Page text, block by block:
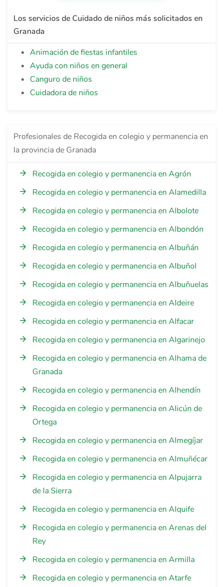
Los servicios de Cuidado de niños más solicitados en
Granada
Animación de fiestas infantiles
Ayuda con niños en general
Canguro de niños
Cuidadora de niños
Profesionales de Recogida en colegio y permanencia en
la provincia de Granada
Recogida en colegio y permanencia en Agrón
Recogida en colegio y permanencia en Alamedilla
Recogida en colegio y permanencia en Albolote
Recogida en colegio y permanencia en Albondón
Recogida en colegio y permanencia en Albuñán
Recogida en colegio y permanencia en Albuñol
Recogida en colegio y permanencia en Albuñuelas
Recogida en colegio y permanencia en Aldeire
Recogida en colegio y permanencia en Alfacar
Recogida en colegio y permanencia en Algarinejo
Recogida en colegio y permanencia en Alhama de
Granada
Recogida en colegio y permanencia en Alhendín
Recogida en colegio y permanencia en Alicún de
Ortega
Recogida en colegio y permanencia en Almegíjar
Recogida en colegio y permanencia en Almuñécar
Recogida en colegio y permanencia en Alpujarra
de la Sierra
Recogida en colegio y permanencia en Alquife
Recogida en colegio y permanencia en Arenas del
Rey
Recogida en colegio y permanencia en Armilla
Recogida en colegio y permanencia en Atarfe